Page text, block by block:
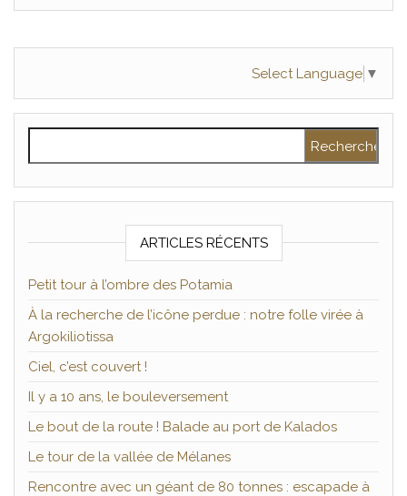
Select Language ▼
ARTICLES RÉCENTS
Petit tour à l’ombre des Potamia
À la recherche de l’icône perdue : notre folle virée à
Argokiliotissa
Ciel, c’est couvert !
Il y a 10 ans, le bouleversement
Le bout de la route ! Balade au port de Kalados
Le tour de la vallée de Mélanes
Rencontre avec un géant de 80 tonnes : escapade à